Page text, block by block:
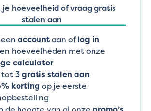
je hoeveelheid of vraag gratis
stalen aan
accountaan oflog in
hoeveelheden met onze
calculator
tot3 gratis stalen aan
% korting op je eerste